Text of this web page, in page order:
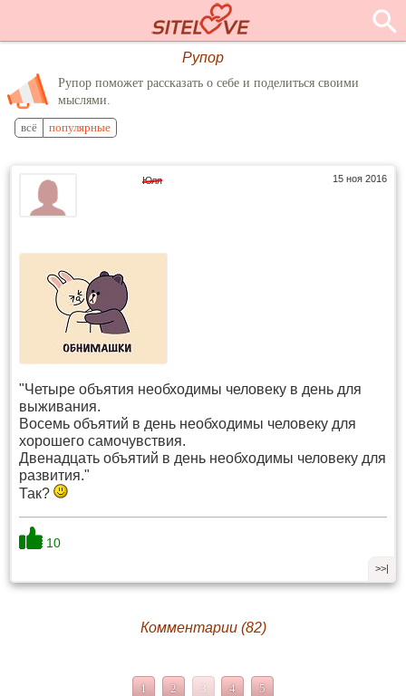
Рупор
Рупор поможет рассказать о себе и поделиться своими
мыслями.
всё популярные
15 ноя 2016
Юля
"Четыре объятия необходимы человеку в день для
выживания.
Восемь объятий в день необходимы человеку для
хорошего самочувствия.
Двенадцать объятий в день необходимы человеку для
развития."
Так?
10
>>|
Комментарии (82)
1 2 3 4 5